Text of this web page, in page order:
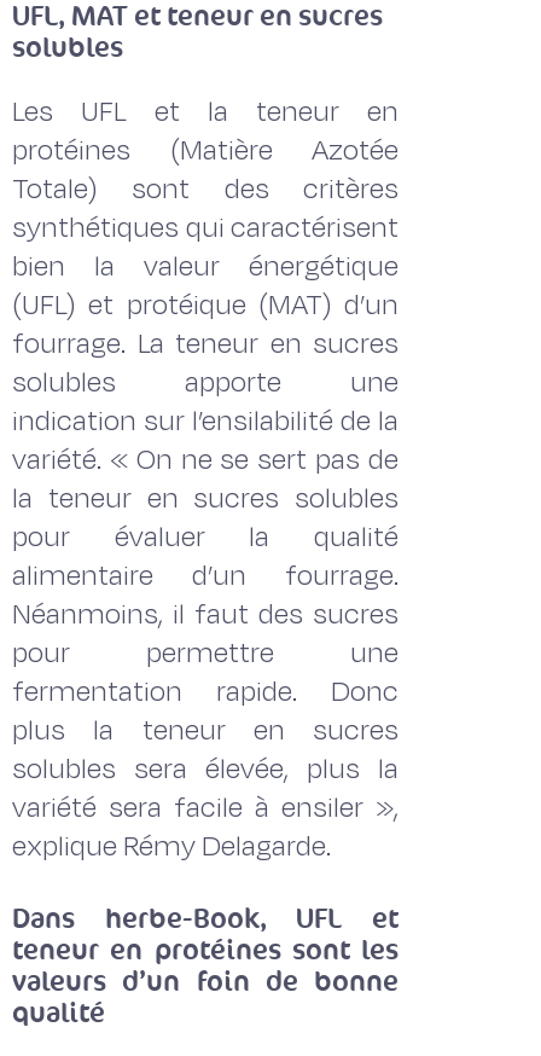
UFL, MAT et teneur en sucres
solubles
Les UFL et la teneur en
protéines (Matière Azotée
Totale) sont des critères
synthétiques qui caractérisent
bien la valeur énergétique
(UFL) et protéique (MAT) d’un
fourrage. La teneur en sucres
solubles apporte une
indication sur l’ensilabilité de la
variété. « On ne se sert pas de
la teneur en sucres solubles
pour évaluer la qualité
alimentaire d’un fourrage.
Néanmoins, il faut des sucres
pour permettre une
fermentation rapide. Donc
plus la teneur en sucres
solubles sera élevée, plus la
variété sera facile à ensiler »,
explique Rémy Delagarde.
Dans herbe-Book, UFL et
teneur en protéines sont les
valeurs d’un foin de bonne
qualité